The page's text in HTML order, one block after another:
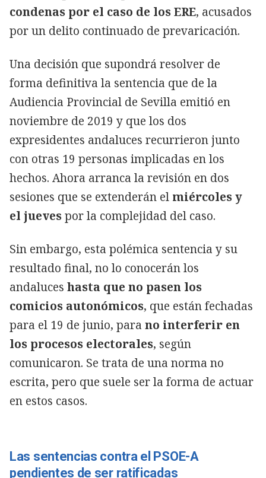
condenas por el caso de los ERE, acusados
por un delito continuado de prevaricación.
Una decisión que supondrá resolver de
forma definitiva la sentencia que de la
Audiencia Provincial de Sevilla emitió en
noviembre de 2019 y que los dos
expresidentes andaluces recurrieron junto
con otras 19 personas implicadas en los
hechos. Ahora arranca la revisión en dos
sesiones que se extenderán el miércoles y
el juevespor la complejidad del caso.
Sin embargo, esta polémica sentencia y su
resultado final, no lo conocerán los
andaluces hasta que no pasen los
comicios autonómicos, que están fechadas
para el 19 de junio, para no interferir en
los procesos electorales, según
comunicaron. Se trata de una norma no
escrita, pero que suele ser la forma de actuar
en estos casos.
Las sentencias contra el PSOE-A
pendientes de ser ratificadas